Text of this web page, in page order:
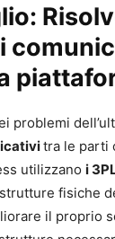
problemi
tra le parti
utilizzano i
fisiche
il proprio